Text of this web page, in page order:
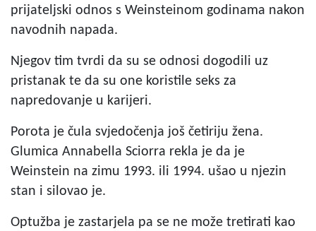
prijateljski odnos s Weinsteinom godinama nakon
navodnih napada.
Njegov tim tvrdi da su se odnosi dogodili uz
pristanak te da su one koristile seks za
napredovanje u karijeri.
Porota je čula svjedočenja još četiriju žena.
Glumica Annabella Sciorra rekla je da je
Weinstein na zimu 1993. ili 1994. ušao u njezin
stan i silovao je.
Optužba je zastarjela pa se ne može tretirati kao